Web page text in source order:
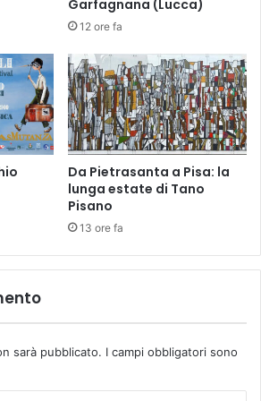
Garfagnana (Lucca)
12 ore fa
Da Pietrasanta a Pisa: la
lunga estate di Tano
Pisano
13 ore fa
sarà pubblicato. I campi obbligatori sono